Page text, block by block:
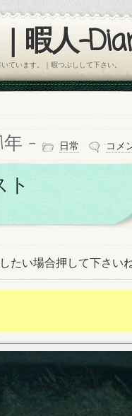
暇人-
ています。｜暇つぶしして下さい。
年 - 日常 コメ
ト
たい場合押して下さい